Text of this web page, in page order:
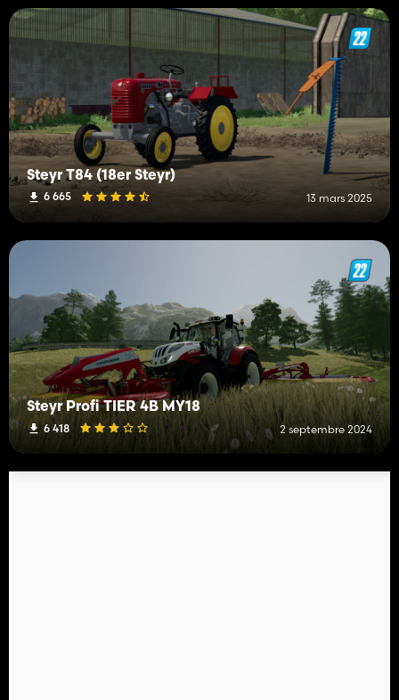
Steyr T84 (18er Steyr)
6 665 13 mars 2025
Steyr Profi TIER 4B MY18
6 418 2 septembre 2024